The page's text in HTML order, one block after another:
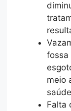
fossa
meio
Falta